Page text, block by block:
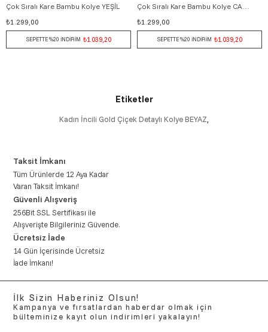
Standart
Çok Sıralı Kare Bambu Kolye YEŞİL
₺1.299,00
SEPETTE %20 İNDİRİM ₺1.039,20
Standart
Çok Sıralı Kare Bambu Kolye CAMEL
₺1.299,00
SEPETTE %20 İNDİRİM ₺1.039,20
Etiketler
Kadın İncili Gold Çiçek Detaylı Kolye BEYAZ,
Taksit İmkanı
Tüm Ürünlerde 12 Aya Kadar
Varan Taksit İmkanı!
Güvenli Alışveriş
256Bit SSL Sertifikası ile
Alışverişte Bilgileriniz Güvende.
Ücretsiz İade
14 Gün İçerisinde Ücretsiz
İade İmkanı!
İlk Sizin Haberiniz Olsun!
Kampanya ve fırsatlardan haberdar olmak için
bülteminize kayıt olun indirimleri yakalayın!